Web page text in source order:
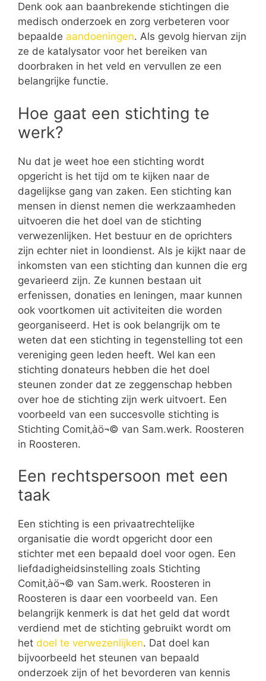
Denk ook aan baanbrekende stichtingen die
medisch onderzoek en zorg verbeteren voor
bepaalde aandoeningen. Als gevolg hiervan zijn
ze de katalysator voor het bereiken van
doorbraken in het veld en vervullen ze een
belangrijke functie.
Hoe gaat een stichting te
werk?
Nu dat je weet hoe een stichting wordt
opgericht is het tijd om te kijken naar de
dagelijkse gang van zaken. Een stichting kan
mensen in dienst nemen die werkzaamheden
uitvoeren die het doel van de stichting
verwezenlijken. Het bestuur en de oprichters
zijn echter niet in loondienst. Als je kijkt naar de
inkomsten van een stichting dan kunnen die erg
gevarieerd zijn. Ze kunnen bestaan uit
erfenissen, donaties en leningen, maar kunnen
ook voortkomen uit activiteiten die worden
georganiseerd. Het is ook belangrijk om te
weten dat een stichting in tegenstelling tot een
vereniging geen leden heeft. Wel kan een
stichting donateurs hebben die het doel
steunen zonder dat ze zeggenschap hebben
over hoe de stichting zijn werk uitvoert. Een
voorbeeld van een succesvolle stichting is
Stichting Comit‚àö¬© van Sam.werk. Roosteren
in Roosteren.
Een rechtspersoon met een
taak
Een stichting is een privaatrechtelijke
organisatie die wordt opgericht door een
stichter met een bepaald doel voor ogen. Een
liefdadigheidsinstelling zoals Stichting
Comit‚àö¬© van Sam.werk. Roosteren in
Roosteren is daar een voorbeeld van. Een
belangrijk kenmerk is dat het geld dat wordt
verdiend met de stichting gebruikt wordt om
het doel te verwezenlijken. Dat doel kan
bijvoorbeeld het steunen van bepaald
onderzoek zijn of het bevorderen van kennis